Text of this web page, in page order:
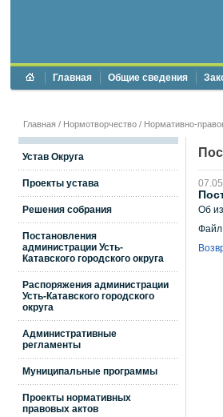
Главная Общие сведения
Главная / Нормотворчество / Нормативно-
Устав Округа
Проекты устава
Решения собрания
Постановления
администрации Усть-
Катавского городского округа
Распоряжения администрации
Усть-Катавского городского
округа
Административные
регламенты
Муниципальные программы
Проекты нормативных
правовых актов
Об